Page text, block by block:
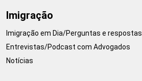
Imigração
Imigração em Dia/Perguntas e respostas
Entrevistas/Podcast com Advogados
Notícias